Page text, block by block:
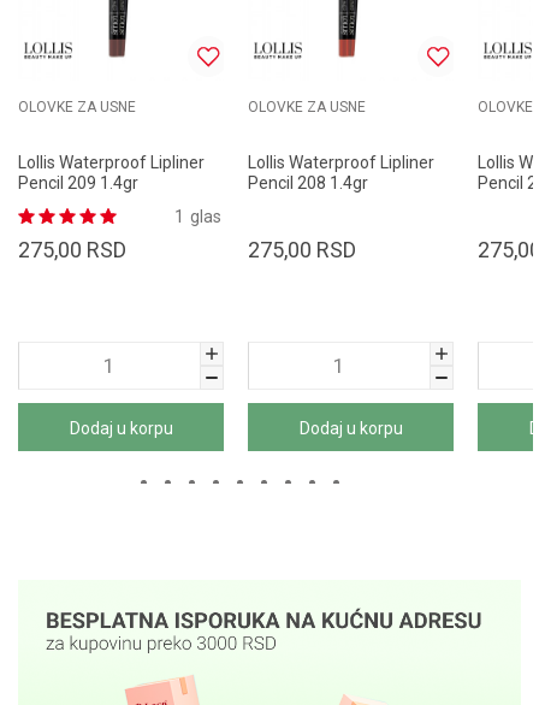
OLOVKE ZA USNE
Lollis Waterproof Lipliner
Pencil 209 1.4gr
glas
1
275,00 RSD
Dodaj u korpu
OLOVKE ZA USNE
Lollis Waterproof Lipliner
Pencil 208 1.4gr
275,00 RSD
Dodaj u korpu
OLOVKE
Lollis
Pencil